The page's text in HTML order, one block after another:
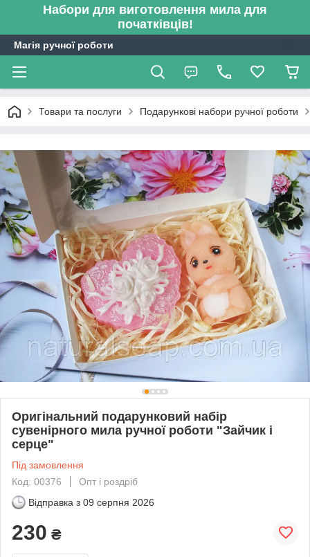
Набори для виготовлення мила для
початківців!
Магія ручної роботи
Товари та послуги Подарункові набори ручної роботи
Оригінальний подарунковий набір
сувенірного мила ручної роботи "Зайчик і
серце"
Під замовлення
Код: 00376
Опт і роздріб
Відправка з 09 серпня 2026
230 ₴